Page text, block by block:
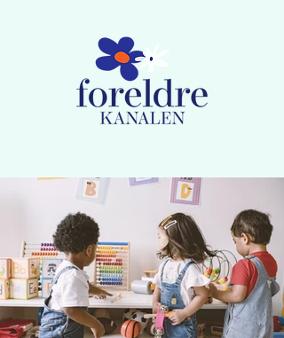
Medlemskap
Lag ny bruker / Logg inn